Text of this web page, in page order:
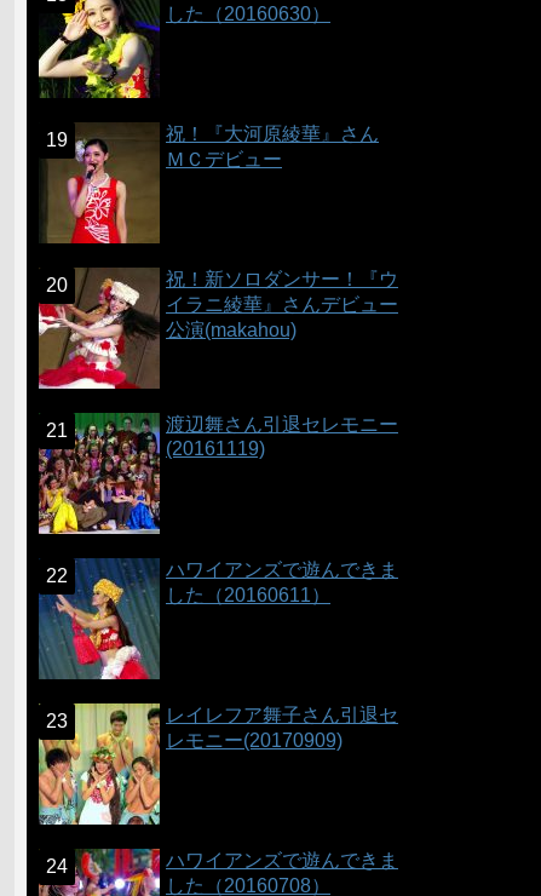
した（20160630）
祝！『大河原綾華』さん
ＭＣデビュー
祝！新ソロダンサー！『ウ
イラニ綾華』さんデビュー
公演(makahou)
渡辺舞さん引退セレモニー
(20161119)
ハワイアンズで遊んできま
した（20160611）
レイレフア舞子さん引退セ
レモニー(20170909)
ハワイアンズで遊んできま
した（20160708）